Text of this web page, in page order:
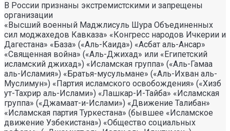
В России признаны экстремистскими и запрещены
организации
«Высший военный Маджлисуль Шура Объединенных
сил моджахедов Кавказа» «Конгресс народов Ичкерии и
Дагестана» «База» («Аль-Каида») «Асбат аль-Ансар»
«Священная война» («Аль-Джихад» или «Египетский
исламский джихад») «Исламская группа» («Аль-Гамаа
аль-Исламия») «Братья-мусульмане» («Аль-Ихван аль-
Муслимун») «Партия исламского освобождения» («Хизб
ут-Тахрир аль-Ислами») «Лашкар-И-Тайба» «Исламская
группа» («Джамаат-и-Ислами») «Движение Талибан»
«Исламская партия Туркестана» (бывшее «Исламское
движение Узбекистана») «Общество социальных